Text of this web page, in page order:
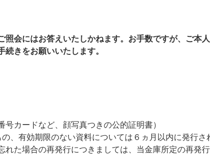
照会にはお答えいたしかねます。お手数ですが、ご本
きをお願いいたします。
カードなど、顔写真つきの公的証明書）
、有効期限のない資料については６ヵ月以内に発行さ
た場合の再発行につきましては、当金庫所定の再発